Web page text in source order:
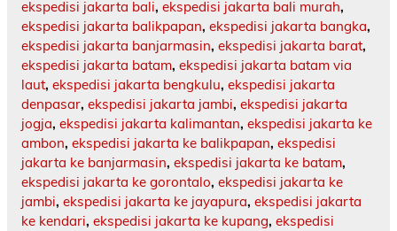
ekspedisi jakarta bali, ekspedisi jakarta bali murah,
ekspedisi jakarta balikpapan, ekspedisi jakarta bangka,
ekspedisi jakarta banjarmasin, ekspedisi jakarta barat,
ekspedisi jakarta batam, ekspedisi jakarta batam via
laut, ekspedisi jakarta bengkulu, ekspedisi jakarta
denpasar, ekspedisi jakarta jambi, ekspedisi jakarta
jogja, ekspedisi jakarta kalimantan, ekspedisi jakarta ke
ambon, ekspedisi jakarta ke balikpapan, ekspedisi
jakarta ke banjarmasin, ekspedisi jakarta ke batam,
ekspedisi jakarta ke gorontalo, ekspedisi jakarta ke
jambi, ekspedisi jakarta ke jayapura, ekspedisi jakarta
ke kendari, ekspedisi jakarta ke kupang, ekspedisi